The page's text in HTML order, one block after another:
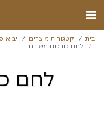
בית קטגורית מוצרים
יבוא
לחם כורכום משובח
לחם